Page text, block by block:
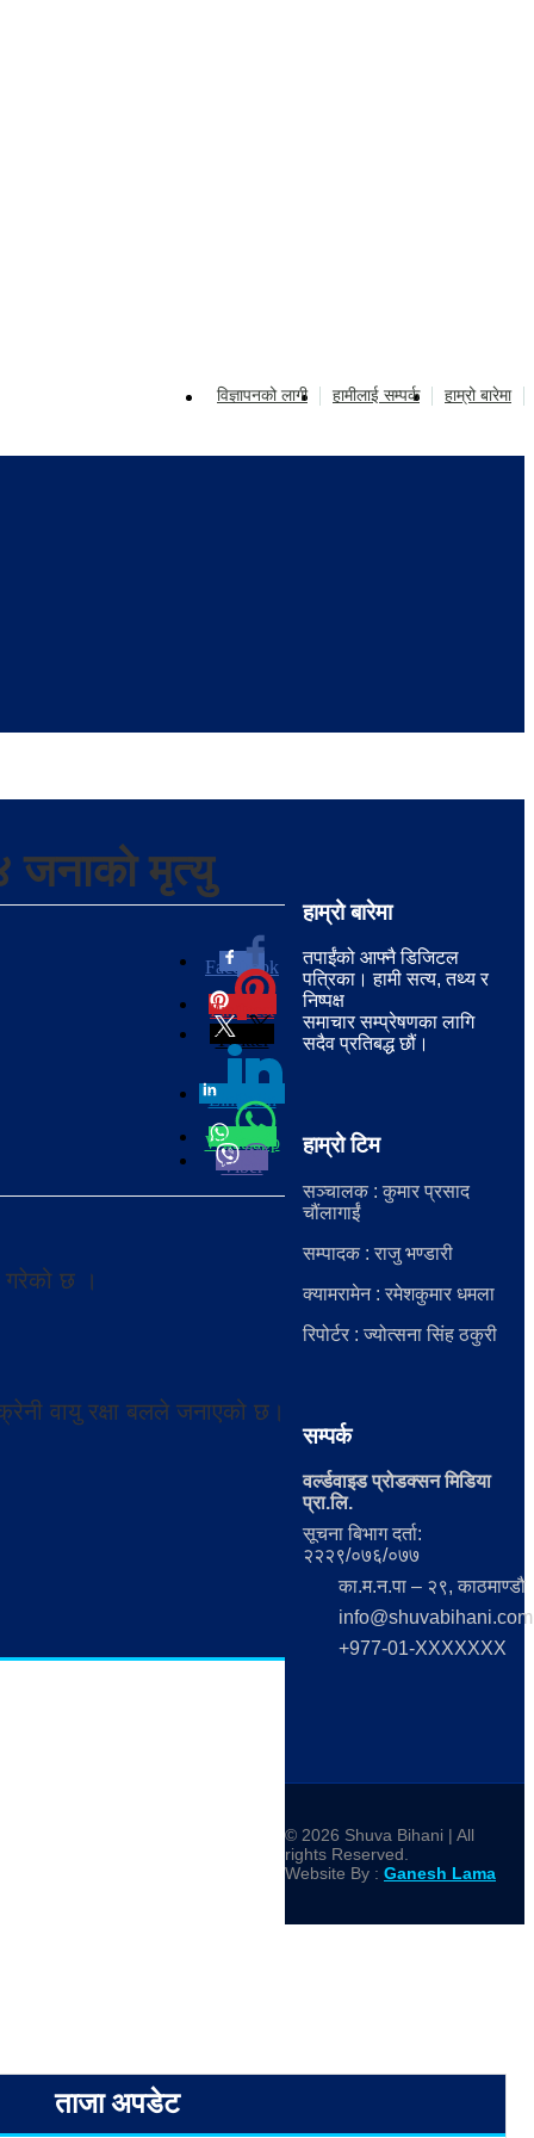
हाम्रो बारेमा
हामीलाई सम्पर्क
विज्ञापनको लागी
जनाको मृत्यु
Facebook
0
Pinterest
Twitter
Linkedin
0
Whatsapp
Viber
गरेको छ ।
वायु रक्षा बलले जनाएको छ।
ताजा अपडेट
हाम्रो बारेमा
तपाईंको आफ्नै डिजिटल
पत्रिका। हामी सत्य, तथ्य र
निष्पक्ष
समाचार सम्प्रेषणका लागि
सदैव प्रतिबद्ध छौं।
हाम्रो टिम
सञ्चालक : कुमार प्रसाद
चौंलागाईं
सम्पादक : राजु भण्डारी
क्यामरामेन : रमेशकुमार धमला
रिपोर्टर : ज्योत्सना सिंह ठकुरी
सम्पर्क
वर्ल्डवाइड प्रोडक्सन मिडिया
प्रा.लि.
सूचना बिभाग दर्ता:
२२२९/०७६/०७७
का.म.न.पा – २९, काठमाण्डौ
info@shuvabihani.com
+977-01-XXXXXXX
© 2026 Shuva Bihani | All
rights Reserved.
Website By : Ganesh Lama